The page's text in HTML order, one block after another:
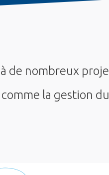
de nombreux
la gestion du